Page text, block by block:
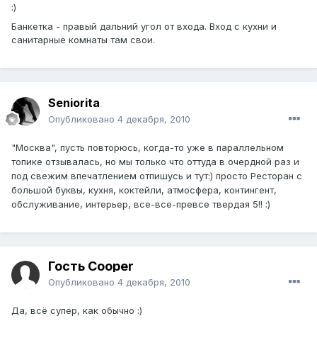
:)
Банкетка - правый дальний угол от входа. Вход с кухни и
санитарные комнаты там свои.
Seniorita
Опубликовано 4 декабря, 2010
"Москва", пусть повторюсь, когда-то уже в параллельном
топике отзывалась, но мы только что оттуда в очердной раз и
под свежим впечатлением отпишусь и тут:) просто Ресторан с
большой буквы, кухня, коктейли, атмосфера, контингент,
обслуживание, интерьер, все-все-превсе твердая 5!! :)
Гость Cooper
Опубликовано 4 декабря, 2010
Да, всё супер, как обычно :)